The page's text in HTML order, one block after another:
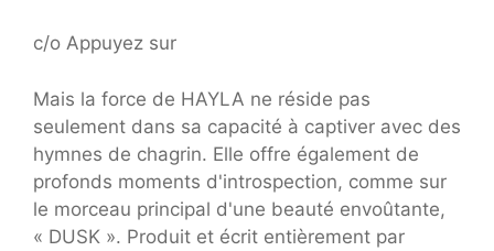
c/o Appuyez sur
Mais la force de HAYLA ne réside pas
seulement dans sa capacité à captiver avec des
hymnes de chagrin. Elle offre également de
profonds moments d'introspection, comme sur
le morceau principal d'une beauté envoûtante,
« DUSK ». Produit et écrit entièrement par